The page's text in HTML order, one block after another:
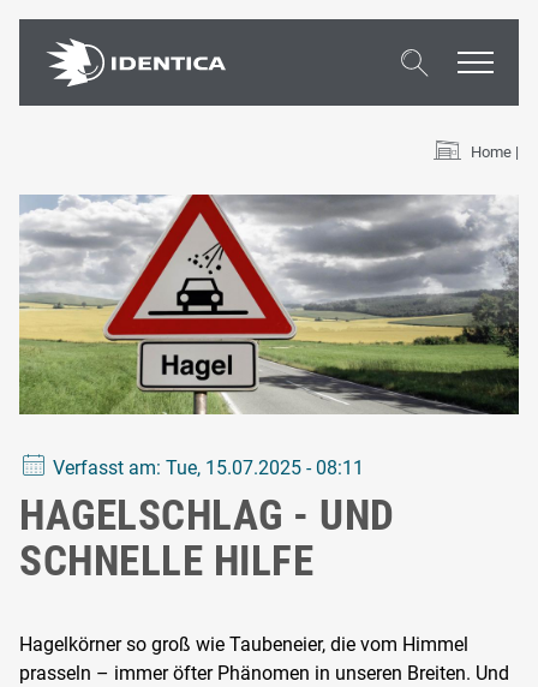
Search
Home
Verfasst am: Tue, 15.07.2025 - 08:11
HAGELSCHLAG - UND
SCHNELLE HILFE
Hagelkörner so groß wie Taubeneier, die vom Himmel
prasseln – immer öfter Phänomen in unseren Breiten. Und